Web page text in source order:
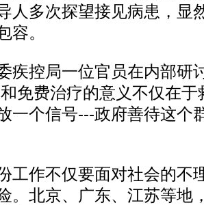
人多次探望接见病患，显
容。
控局一位官员在内部研
和免费治疗的意义不仅在
一个信号---政府善待这个
作不仅要面对社会的不
。北京、广东、江苏等地